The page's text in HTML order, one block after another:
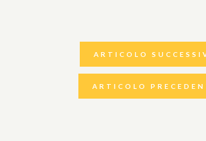
ARTICOLO
ARTICOLO